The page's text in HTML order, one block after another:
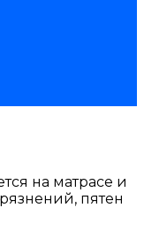
на матрасе и
пятен